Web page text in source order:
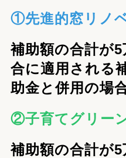
①先進的窓リノ
補助額の合計が
合に適用される
助金と併用の場
②子育てグリー
補助額の合計が